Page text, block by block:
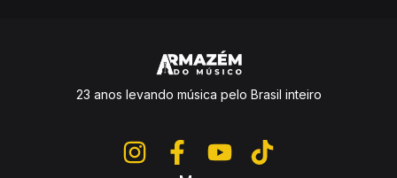
23 anos levando música pelo Brasil inteiro